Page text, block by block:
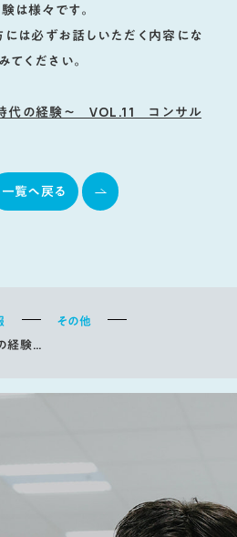
は様々です。
は必ずお話しいただく内容にな
てください。
の経験～ VOL.11 コンサル
一覧へ戻る
その他
The Roots ～学生時代の経験～ VOL.11 コンサルタント職 N・Iさん